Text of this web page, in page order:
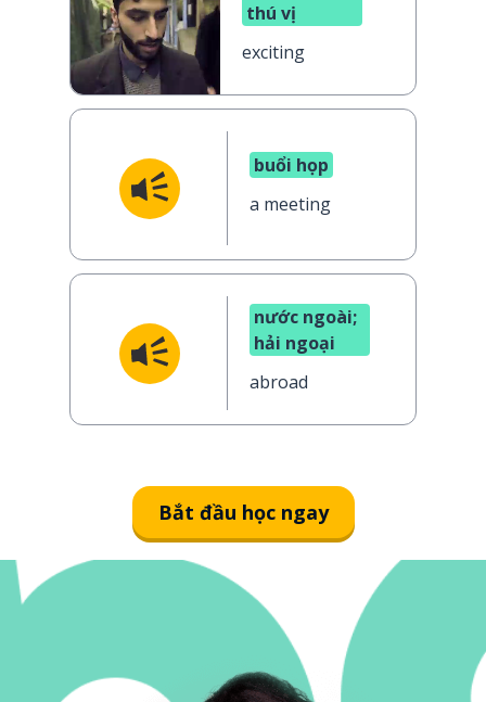
thú vị
exciting
buổi họp
a meeting
nước ngoài;
hải ngoại
abroad
Bắt đầu học ngay